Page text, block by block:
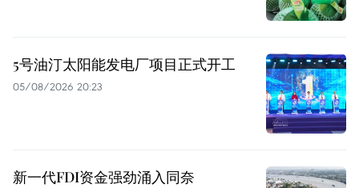
5号油汀太阳能发电厂项目正式开工
05/08/2026 20:23
新一代FDI资金强劲涌入同奈